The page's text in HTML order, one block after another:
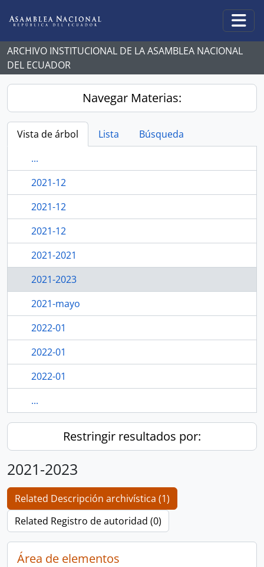
ARCHIVO INSTITUCIONAL DE LA ASAMBLEA NACIONAL
DEL ECUADOR
Navegar Materias:
Vista de árbol Lista
Búsqueda
...
2021-12
2021-12
2021-12
2021-2021
2021-2023
2021-mayo
2022-01
2022-01
2022-01
...
Restringir resultados por:
2021-2023
Related Descripción archivística (1)
Related Registro de autoridad (0)
Área de elementos